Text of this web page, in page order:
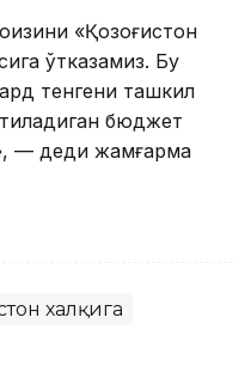
«Қозоғистон
ўтказамиз. Бу
тенгени ташкил
бюджет
— деди жамғарма
халқига